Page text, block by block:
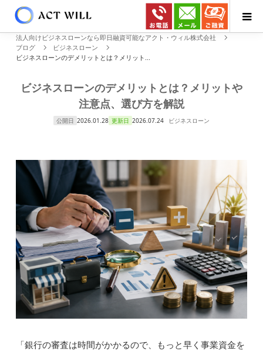
法人向けビジネスローンなら即日融資可能なアクト・ウィル株式会社
ブログ
ビジネスローン
ビジネスローンのデメリットとは？メリット...
ビジネスローンのデメリットとは？メリットや
注意点、選び方を解説
公開日 2026.01.28 更新日 2026.07.24 ビジネスローン
「銀行の審査は時間がかかるので、もっと早く事業資金を